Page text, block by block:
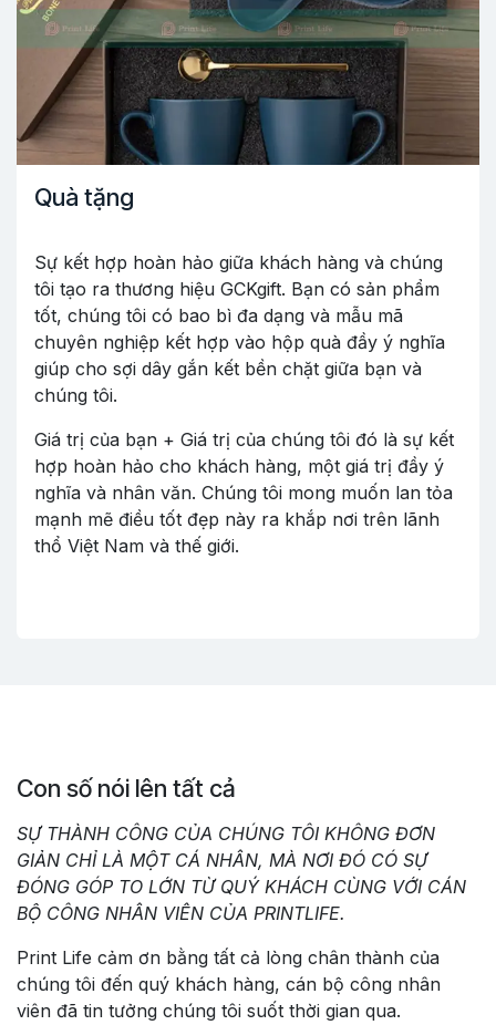
Quà tặng
Sự kết hợp hoàn hảo giữa khách hàng và chúng
tôi tạo ra thương hiệu GCKgift. Bạn có sản phẩm
tốt, chúng tôi có bao bì đa dạng và mẫu mã
chuyên nghiệp kết hợp vào hộp quà đầy ý nghĩa
giúp cho sợi dây gắn kết bền chặt giữa bạn và
chúng tôi.
Giá trị của bạn + Giá trị của chúng tôi đó là sự kết
hợp hoàn hảo cho khách hàng, một giá trị đầy ý
nghĩa và nhân văn. Chúng tôi mong muốn lan tỏa
mạnh mẽ điều tốt đẹp này ra khắp nơi trên lãnh
thổ Việt Nam và thế giới.
Con số nói lên tất cả
SỰ THÀNH CÔNG CỦA CHÚNG TÔI KHÔNG ĐƠN
GIẢN CHỈ LÀ MỘT CÁ NHÂN, MÀ NƠI ĐÓ CÓ SỰ
ĐÓNG GÓP TO LỚN TỪ QUÝ KHÁCH CÙNG VỚI CÁN
BỘ CÔNG NHÂN VIÊN CỦA PRINTLIFE.
Print Life cảm ơn bằng tất cả lòng chân thành của
chúng tôi đến quý khách hàng, cán bộ công nhân
viên đã tin tưởng chúng tôi suốt thời gian qua.